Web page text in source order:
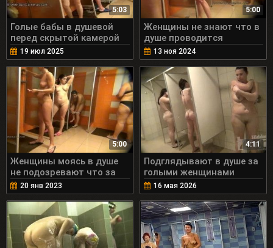
5:03
Голые бабы в душевой
перед скрытой камерой
19 июл 2025
5:00
Женщины не знают что в
душе проводится
скрытая съемка
13 ноя 2024
5:00
Женщины моясь в душе
не подозревают что за
ними подглядывают
20 янв 2023
4:11
Подглядывают в душе за
голыми женщинами
16 мая 2026